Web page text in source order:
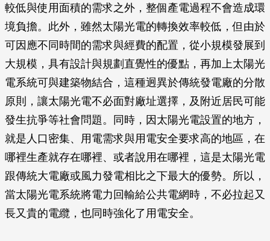
較低與使用面積的需求之外，整個產電過程不會造成環
境負擔。此外，雖然太陽光電的轉換效率較低，但由於
可因應不同時間的需求與經費的配置，從小規模發展到
大規模，具有設計與規劃直覺性的優點，再加上太陽光
電系統可與建築物結合，這種迥異於傳統發電廠的分散
原則，讓太陽光電不必面對廠址選擇，及附近居民可能
發生抗爭等社會問題。同時，因太陽光電設置的地方，
就是人口密集、用電需求與用電安全要求高的地區，在
哪裡生產就存在哪裡、或者說用在哪裡，這是太陽光電
跟傳統大電廠或風力發電相比之下最大的優勢。所以，
當太陽光電系統將電力回輸給公共電網時，不必拉起又
長又貴的電纜，也同時強化了用電安全。